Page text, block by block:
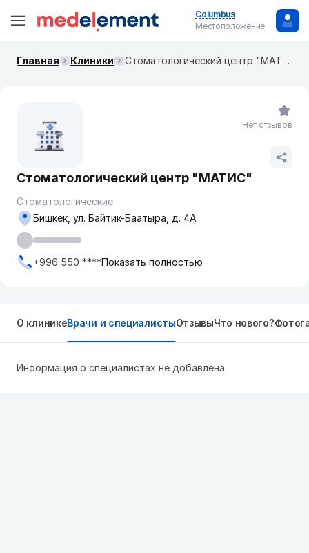
Columbus
Местоположение
Главная Клиники Стоматологический центр "МАТИС"
Стоматологический центр "МАТИС"
Стоматологические
Бишкек, ул. Байтик-Баатыра, д. 4А
+996 550 ****Показать полностью
Нет отзывов
О клиникеВрачи и специалистыОтзывыЧто нового?
Информация о специалистах не добавлена